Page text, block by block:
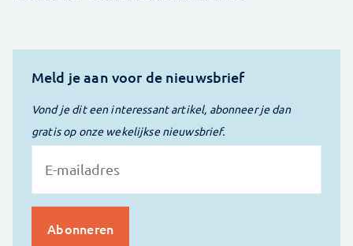
Meld je aan voor de nieuwsbrief
Vond je dit een interessant artikel, abonneer je dan
gratis op onze wekelijkse nieuwsbrief.